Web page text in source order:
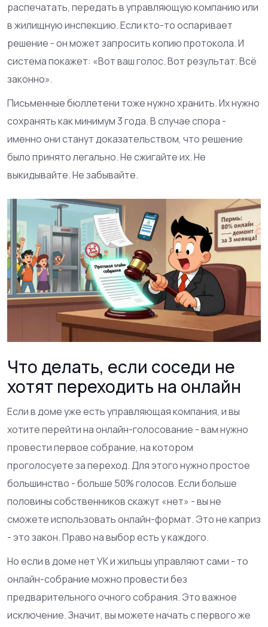
распечатать, передать в управляющую компанию или
в жилищную инспекцию. Если кто-то оспаривает
решение - он может запросить копию протокола. И
система покажет: «Вот ваш голос. Вот результат. Всё
законно».
Письменные бюллетени тоже нужно хранить. Их нужно
сохранять как минимум 3 года. В случае спора -
именно они станут доказательством, что решение
было принято легально. Не сжигайте их. Не
выкидывайте. Не забывайте.
Что делать, если соседи не
хотят переходить на онлайн
Если в доме уже есть управляющая компания, и вы
хотите перейти на онлайн-голосование - вам нужно
провести первое собрание, на котором
проголосуете за переход. Для этого нужно простое
большинство - больше 50% голосов. Если больше
половины собственников скажут «нет» - вы не
сможете использовать онлайн-формат. Это не каприз
- это закон. Право на выбор есть у каждого.
Но если в доме нет УК и жильцы управляют сами - то
онлайн-собрание можно провести без
предварительного очного собрания. Это важное
исключение. Значит, вы можете начать с первого же